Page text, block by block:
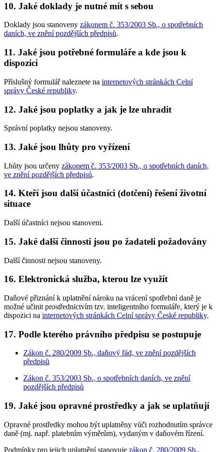
10. Jaké doklady je nutné mít s sebou
Doklady jsou stanoveny zákonem č. 353/2003 Sb., o spotřebních
daních, ve znění pozdějších předpisů.
11. Jaké jsou potřebné formuláře a kde jsou k
dispozici
Příslušný formulář naleznete na internetových stránkách Celní
správy České republiky.
12. Jaké jsou poplatky a jak je lze uhradit
Správní poplatky nejsou stanoveny.
13. Jaké jsou lhůty pro vyřízení
Lhůty jsou určeny zákonem č. 353/2003 Sb., o spotřebních daních,
ve znění pozdějších předpisů.
14. Kteří jsou další účastníci (dotčení) řešení životní
situace
Další účastníci nejsou stanoveni.
15. Jaké další činnosti jsou po žadateli požadovány
Další činnosti nejsou stanoveny.
16. Elektronická služba, kterou lze využít
Daňové přiznání k uplatnění nároku na vrácení spotřební daně je
možné učinit prostřednictvím tzv. inteligentního formuláře, který je k
dispozici na internetových stránkách Celní správy České republiky.
17. Podle kterého právního předpisu se postupuje
Zákon č. 280/2009 Sb., daňový řád, ve znění pozdějších
předpisů
Zákon č. 353/2003 Sb., o spotřebních daních, ve znění
pozdějších předpisů
19. Jaké jsou opravné prostředky a jak se uplatňují
Opravné prostředky mohou být uplatněny vůči rozhodnutím správce
daně (mj. např. platebním výměrům), vydaným v daňovém řízení.
Podmínky pro jejich uplatnění stanovuje zákon č. 280/2009 Sb.,